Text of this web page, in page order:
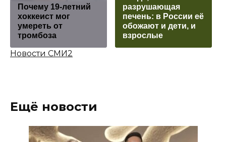
Почему 19-летний
хоккеист мог
умереть от
тромбоза
разрушающая
печень: в России её
обожают и дети, и
взрослые
Новости СМИ2
Ещё новости